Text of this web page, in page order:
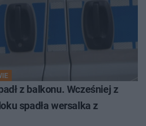
z balkonu. Wcześniej z
spadła wersalka z